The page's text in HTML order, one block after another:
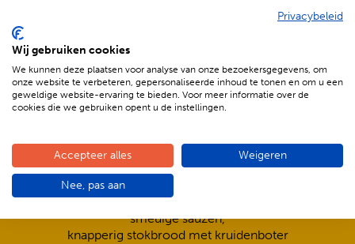
De voordelen van BBQenzo.nl
Compleet is ook écht compleet!
Frisse salades,
smeuïge sauzen,
knapperig stokbrood met kruidenboter
Privacybeleid
Wij gebruiken cookies
We kunnen deze plaatsen voor analyse van onze bezoekersgegevens, om
onze website te verbeteren, gepersonaliseerde inhoud te tonen en om u een
geweldige website-ervaring te bieden. Voor meer informatie over de
cookies die we gebruiken opent u de instellingen.
Accepteer alles Weigeren
Nee, pas aan